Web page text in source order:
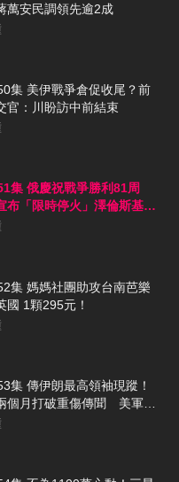
萬安民調領先逾2成
集 美伊戰爭倉促收尾？前
官：川盼訪中前結束
集 俄慶祝戰爭勝利81周
布「限時停火」澤倫斯基質
動機：邏輯荒謬
集 媽媽社團助攻台南芭樂
國 1顆295元！
集 傳伊朗最高領袖現蹤！
個月打破重傷傳聞 美軍擬
莫茲護航